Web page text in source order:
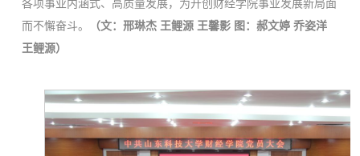
各项事业内涵式、高质量发展，为开创财经学院事业发展新局面
而不懈奋斗。
（文： 邢琳杰 王鲤源 王馨影 图： 郝文婷 乔姿洋
王鲤源）